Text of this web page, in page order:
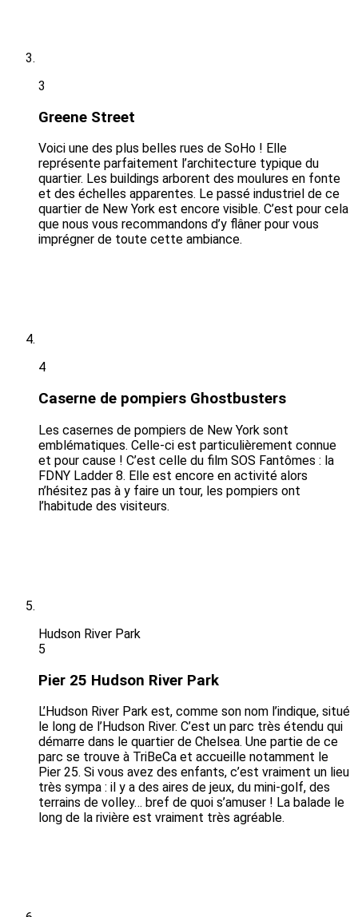
3
Greene Street
Voici une des plus belles rues de SoHo ! Elle
représente parfaitement l’architecture typique du
quartier. Les buildings arborent des moulures en fonte
et des échelles apparentes. Le passé industriel de ce
quartier de New York est encore visible. C’est pour cela
que nous vous recommandons d’y flâner pour vous
imprégner de toute cette ambiance.
4
Caserne de pompiers Ghostbusters
Les casernes de pompiers de New York sont
emblématiques. Celle-ci est particulièrement connue
et pour cause ! C’est celle du film SOS Fantômes : la
FDNY Ladder 8. Elle est encore en activité alors
n’hésitez pas à y faire un tour, les pompiers ont
l’habitude des visiteurs.
Hudson River Park
5
Pier 25 Hudson River Park
L’Hudson River Park est, comme son nom l’indique, situé
le long de l’Hudson River. C’est un parc très étendu qui
démarre dans le quartier de Chelsea. Une partie de ce
parc se trouve à TriBeCa et accueille notamment le
Pier 25. Si vous avez des enfants, c’est vraiment un lieu
très sympa : il y a des aires de jeux, du mini-golf, des
terrains de volley… bref de quoi s’amuser ! La balade le
long de la rivière est vraiment très agréable.